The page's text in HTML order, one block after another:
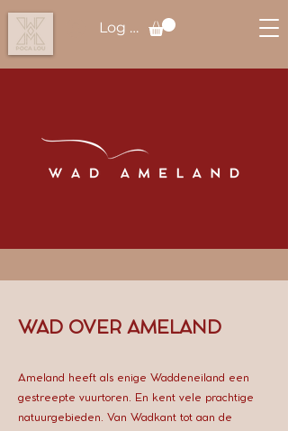
Log in
WAD OVER AMELAND
Ameland heeft als enige Waddeneiland een
gestreepte vuurtoren. En kent vele prachtige
natuurgebieden. Van Wadkant tot aan de